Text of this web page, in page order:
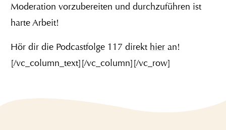
Moderation vorzubereiten und durchzuführen ist
harte Arbeit!
Hör dir die Podcastfolge 117 direkt hier an!
[/vc_column_text][/vc_column][/vc_row]